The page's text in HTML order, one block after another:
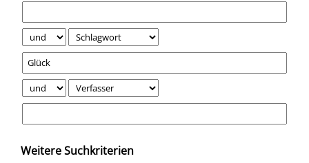
Weitere Suchkriterien